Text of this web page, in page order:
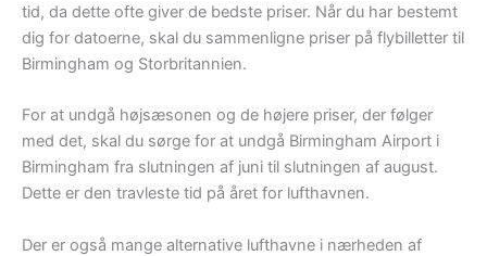
tid, da dette ofte giver de bedste priser. Når du har bestemt
dig for datoerne, skal du sammenligne priser på flybilletter til
Birmingham og Storbritannien.
For at undgå højsæsonen og de højere priser, der følger
med det, skal du sørge for at undgå Birmingham Airport i
Birmingham fra slutningen af juni til slutningen af august.
Dette er den travleste tid på året for lufthavnen.
Der er også mange alternative lufthavne i nærheden af